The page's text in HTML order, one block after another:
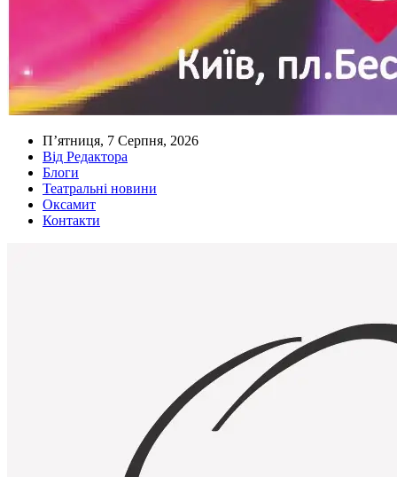
П’ятниця, 7 Серпня, 2026
Від Редактора
Блоги
Театральні новини
Оксамит
Контакти